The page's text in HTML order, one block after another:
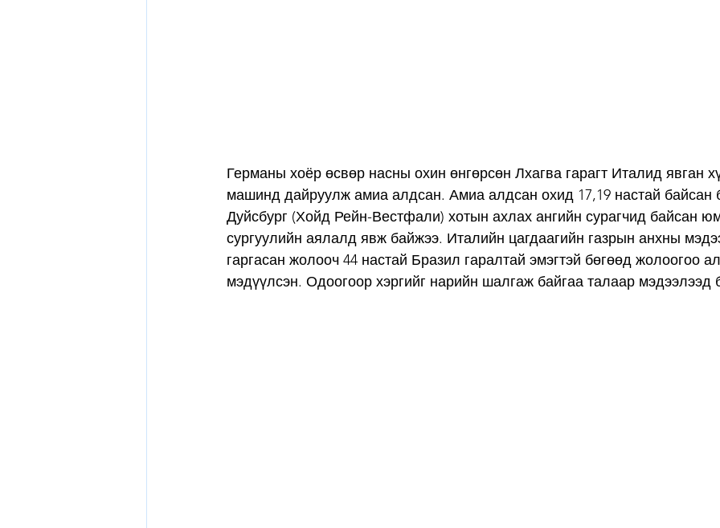
Германы хоёр өсвөр насны охин өнгөрсөн Лхагва гарагт Италид явган
машинд дайруулж амиа алдсан. Амиа алдсан охид 17,19 настай байсан
Дуйсбург (Хойд Рейн-Вестфали) хотын ахлах ангийн сурагчид байсан
сургуулийн аялалд явж байжээ. Италийн цагдаагийн газрын анхны
гаргасан жолооч 44 настай Бразил гаралтай эмэгтэй бөгөөд жолоогоо
мэдүүлсэн. Одоогоор хэргийг нарийн шалгаж байгаа талаар